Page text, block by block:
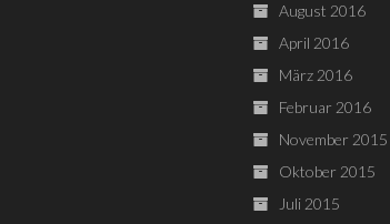
August 2016
April 2016
März 2016
Februar 2016
November 2015
Oktober 2015
Juli 2015